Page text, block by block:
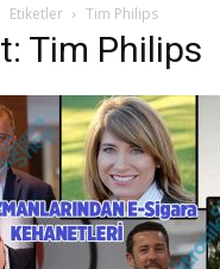
Etiketler Tim Philips
Tim Philips